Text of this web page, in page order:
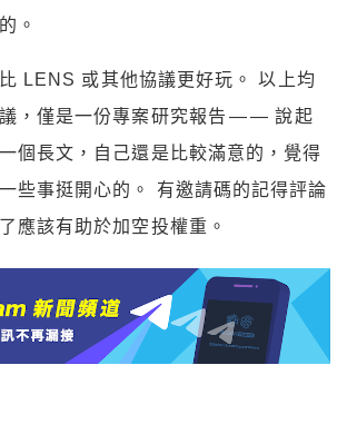
。
LENS 或其他協議更好玩。 以上均
，僅是一份專案研究報告 — — 說起
個長文，自己還是比較滿意的，覺得
些事挺開心的。 有邀請碼的記得評論
應該有助於加空投權重。